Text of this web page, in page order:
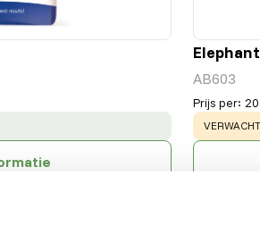
AB603
Prijs per:
WARNING: